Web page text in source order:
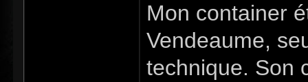
Mon container
Vendeaume,
technique. Son